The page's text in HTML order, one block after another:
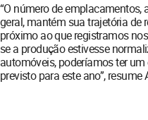
“O número de emplacamentos,
geral, mantém sua trajetória de
próximo ao que registramos
se a produção estivesse
automóveis, poderíamos ter
previsto para este ano”,